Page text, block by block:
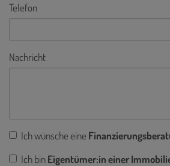
Telefon
Nachricht
Ich wünsche eine
Ich binEigentümer:in einer